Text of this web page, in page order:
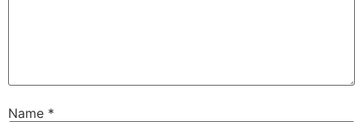
Name *